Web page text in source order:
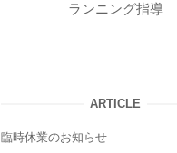
ランニング指導
ARTICLE
臨時休業のお知らせ